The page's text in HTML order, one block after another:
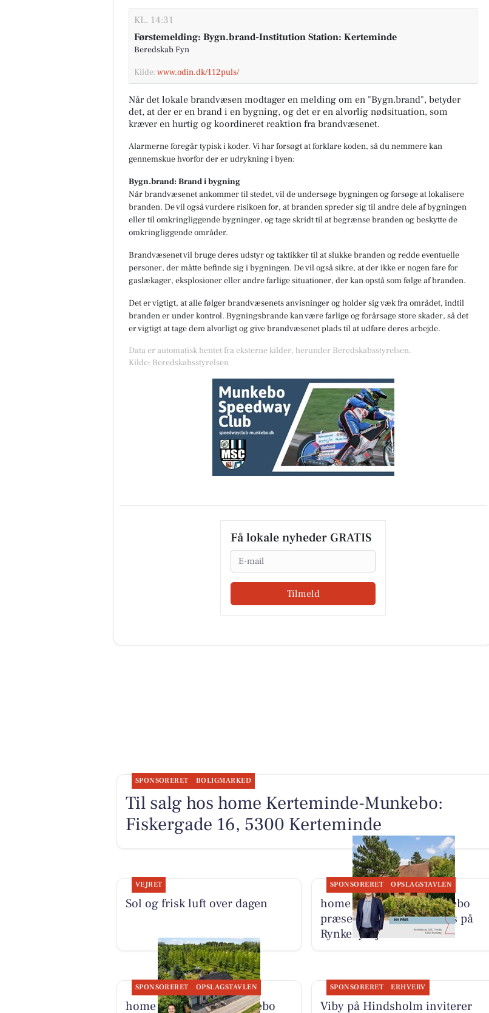
KL. 14:31
Førstemelding: Bygn.brand-Institution Station: Kerteminde
Beredskab Fyn
Kilde:www.odin.dk/112puls/
Når det lokale brandvæsen modtager en melding om en "Bygn.brand", betyder
det, at der er en brand i en bygning, og det er en alvorlig nødsituation, som
kræver en hurtig og koordineret reaktion fra brandvæsenet.
Alarmerne foregår typisk i koder. Vi har forsøgt at forklare koden, så du nemmere kan
gennemskue hvorfor der er udrykning i byen:
Bygn.brand: Brand i bygning
Når brandvæsenet ankommer til stedet, vil de undersøge bygningen og forsøge at lokalisere
branden. De vil også vurdere risikoen for, at branden spreder sig til andre dele af bygningen
eller til omkringliggende bygninger, og tage skridt til at begrænse branden og beskytte de
omkringliggende områder.
Brandvæsenet vil bruge deres udstyr og taktikker til at slukke branden og redde eventuelle
personer, der måtte befinde sig i bygningen. De vil også sikre, at der ikke er nogen fare for
gaslækager, eksplosioner eller andre farlige situationer, der kan opstå som følge af branden.
Det er vigtigt, at alle følger brandvæsenets anvisninger og holder sig væk fra området, indtil
branden er under kontrol. Bygningsbrande kan være farlige og forårsage store skader, så det
er vigtigt at tage dem alvorligt og give brandvæsenet plads til at udføre deres arbejde.
Data er automatisk hentet fra eksterne kilder, herunder Beredskabsstyrelsen.
Kilde: Beredskabsstyrelsen
Få lokale nyheder GRATIS
Email
Tilmeld
SPONSORERET BOLIGMARKED
Til salg hos home Kerteminde-Munkebo:
Fiskergade 16, 5300 Kerteminde
VEJRET
Sol og frisk luft over dagen
SPONSORERET OPSLAGSTAVLEN
home Kerteminde-Munkebo
præsenterer ny skarp pris på
Rynkebyvej 185
SPONSORERET OPSLAGSTAVLEN
home Kerteminde-Munkebo
SPONSORERET ERHVERV
Viby på Hindsholm inviterer